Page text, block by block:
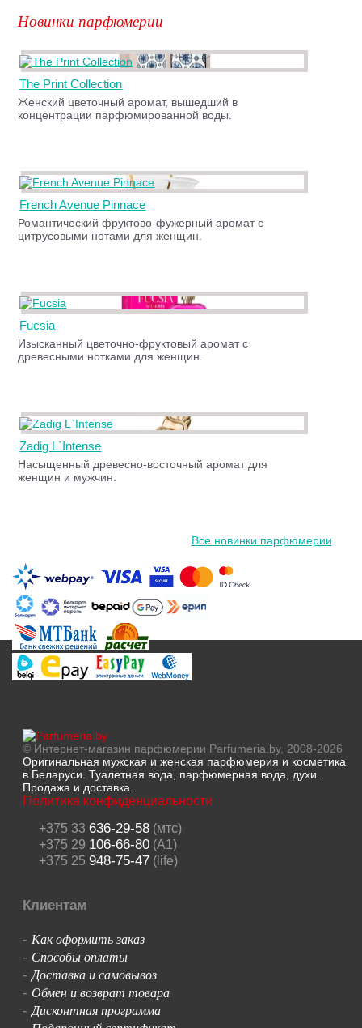
Новинки парфюмерии
The Print Collection
Женский цветочный аромат, вышедший в
концентрации парфюмированной воды.
French Avenue Pinnace
Романтический фруктово-фужерный аромат с
цитрусовыми нотами для женщин.
Fucsia
Изысканный цветочно-фруктовый аромат с
древесными нотками для женщин.
Zadig L`Intense
Насыщенный древесно-восточный аромат для
женщин и мужчин.
Все новинки парфюмерии
© Интернет-магазин парфюмерии Parfumeria.by, 2008-2026
Оригинальная мужская и женская парфюмерия и косметика
в Беларуси. Туалетная вода, парфюмерная вода, духи.
Продажа и доставка.
Политика конфиденциальности
+375 33 636-29-58(мтс)
+375 29 106-66-80(A1)
+375 25 948-75-47(life)
Клиентам
- Как оформить заказ
- Способы оплаты
-Доставка и самовывоз
- Обмен и возврат товара
-Дисконтная программа